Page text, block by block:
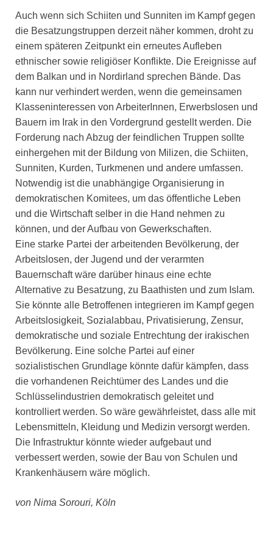
Auch wenn sich Schiiten und Sunniten im Kampf gegen
die Besatzungstruppen derzeit näher kommen, droht zu
einem späteren Zeitpunkt ein erneutes Aufleben
ethnischer sowie religiöser Konflikte. Die Ereignisse auf
dem Balkan und in Nordirland sprechen Bände. Das
kann nur verhindert werden, wenn die gemeinsamen
Klasseninteressen von ArbeiterInnen, Erwerbslosen und
Bauern im Irak in den Vordergrund gestellt werden. Die
Forderung nach Abzug der feindlichen Truppen sollte
einhergehen mit der Bildung von Milizen, die Schiiten,
Sunniten, Kurden, Turkmenen und andere umfassen.
Notwendig ist die unabhängige Organisierung in
demokratischen Komitees, um das öffentliche Leben
und die Wirtschaft selber in die Hand nehmen zu
können, und der Aufbau von Gewerkschaften.
Eine starke Partei der arbeitenden Bevölkerung, der
Arbeitslosen, der Jugend und der verarmten
Bauernschaft wäre darüber hinaus eine echte
Alternative zu Besatzung, zu Baathisten und zum Islam.
Sie könnte alle Betroffenen integrieren im Kampf gegen
Arbeitslosigkeit, Sozialabbau, Privatisierung, Zensur,
demokratische und soziale Entrechtung der irakischen
Bevölkerung. Eine solche Partei auf einer
sozialistischen Grundlage könnte dafür kämpfen, dass
die vorhandenen Reichtümer des Landes und die
Schlüsselindustrien demokratisch geleitet und
kontrolliert werden. So wäre gewährleistet, dass alle mit
Lebensmitteln, Kleidung und Medizin versorgt werden.
Die Infrastruktur könnte wieder aufgebaut und
verbessert werden, sowie der Bau von Schulen und
Krankenhäusern wäre möglich.
von Nima Sorouri, Köln